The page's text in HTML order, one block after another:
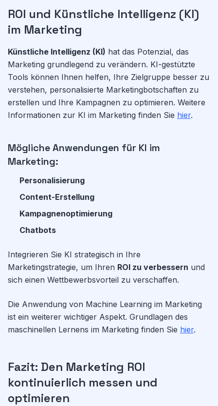
ROI und Künstliche Intelligenz (KI)
im Marketing
Künstliche Intelligenz (KI) hat das Potenzial, das
Marketing grundlegend zu verändern. KI-gestützte
Tools können Ihnen helfen, Ihre Zielgruppe besser zu
verstehen, personalisierte Marketingbotschaften zu
erstellen und Ihre Kampagnen zu optimieren. Weitere
Informationen zur KI im Marketing finden Sie hier.
Mögliche Anwendungen für KI im
Marketing:
Personalisierung
Content-Erstellung
Kampagnenoptimierung
Chatbots
Integrieren Sie KI strategisch in Ihre
Marketingstrategie, um Ihren ROI zu verbessern und
sich einen Wettbewerbsvorteil zu verschaffen.
Die Anwendung von Machine Learning im Marketing
ist ein weiterer wichtiger Aspekt. Grundlagen des
maschinellen Lernens im Marketing finden Sie hier.
Fazit: Den Marketing ROI
kontinuierlich messen und
optimieren